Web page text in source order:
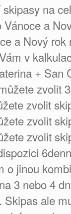
na
a
a Nový rok
v
+ San
zvolit
zvolit
zvolit
zvolit
o jinou
3 nebo 4
ale